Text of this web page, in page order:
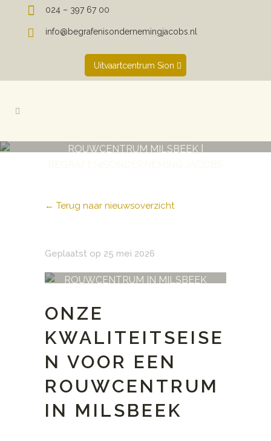
024 – 397 67 00
info@begrafenisondernemingjacobs.nl
Uitvaartcentrum Sion
ROUWCENTRUM MILSBEEK |
← Terug naar nieuwsoverzicht
Geplaatst op 25 mei 2026
ROUWCENTRUM IN MILSBEEK
ONZE
KWALITEITSEISE
N VOOR EEN
ROUWCENTRUM
IN MILSBEEK